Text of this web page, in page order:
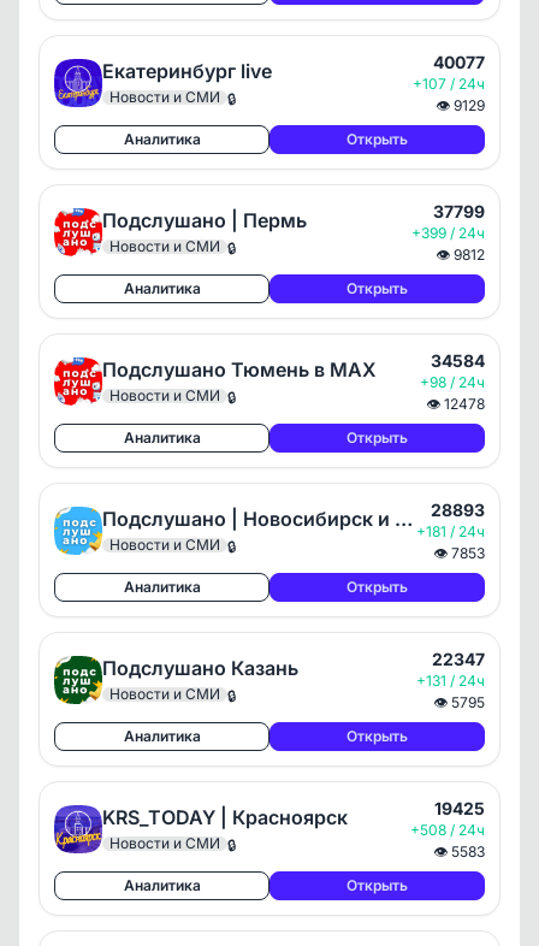
Екатеринбург live
Новости и СМИ 🔒
40077
+107 / 24ч
👁 9129
Аналитика
Открыть
Подслушано | Пермь
Новости и СМИ 🔒
37799
+399 / 24ч
👁 9812
Аналитика
Открыть
Подслушано Тюмень в MAX
Новости и СМИ 🔒
34584
+98 / 24ч
👁 12478
Аналитика
Открыть
Подслушано | Новосибирск и Область
Новости и СМИ 🔒
28893
+181 / 24ч
👁 7853
Аналитика
Открыть
Подслушано Казань
Новости и СМИ 🔒
22347
+131 / 24ч
👁 5795
Аналитика
Открыть
KRS_TODAY | Красноярск
Новости и СМИ 🔒
19425
+508 / 24ч
👁 5583
Аналитика
Открыть